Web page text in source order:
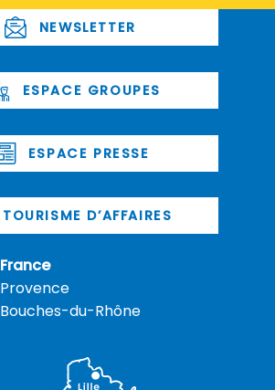
NEWSLETTER
ESPACE GROUPES
ESPACE PRESSE
TOURISME D’AFFAIRES
France
Provence
Bouches-du-Rhône